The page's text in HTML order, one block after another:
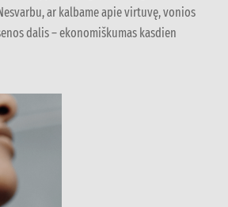
ar kalbame apie virtuvę, vonios
dalis – ekonomiškumas kasdien